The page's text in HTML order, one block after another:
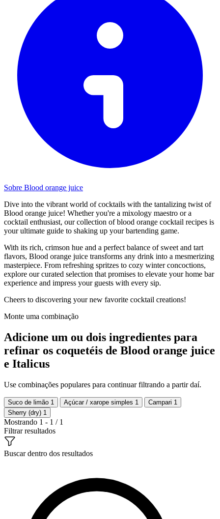
Sobre Blood orange juice
Dive into the vibrant world of cocktails with the tantalizing twist of
Blood orange juice! Whether you're a mixology maestro or a
cocktail enthusiast, our collection of blood orange cocktail recipes is
your ultimate guide to shaking up your bartending game.
With its rich, crimson hue and a perfect balance of sweet and tart
flavors, Blood orange juice transforms any drink into a mesmerizing
masterpiece. From refreshing spritzes to cozy winter concoctions,
explore our curated selection that promises to elevate your home bar
experience and impress your guests with every sip.
Cheers to discovering your new favorite cocktail creations!
Monte uma combinação
Adicione um ou dois ingredientes para
refinar os coquetéis de Blood orange juice
e Italicus
Use combinações populares para continuar filtrando a partir daí.
Suco de limão 1 Açúcar / xarope simples 1 Campari 1
Sherry (dry) 1
Mostrando 1 - 1 / 1
Filtrar resultados
Buscar dentro dos resultados